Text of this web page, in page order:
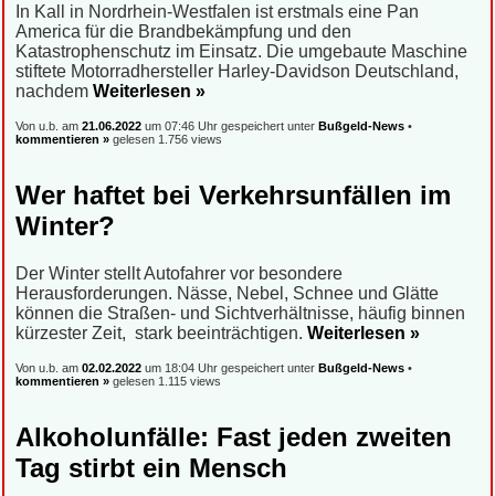
In Kall in Nordrhein-Westfalen ist erstmals eine Pan
America für die Brandbekämpfung und den
Katastrophenschutz im Einsatz. Die umgebaute Maschine
stiftete Motorradhersteller Harley-Davidson Deutschland,
nachdem Weiterlesen »
Von u.b. am 21.06.2022 um 07:46 Uhr gespeichert unter Bußgeld-News •
kommentieren » gelesen 1.756 views
Wer haftet bei Verkehrsunfällen im
Winter?
Der Winter stellt Autofahrer vor besondere
Herausforderungen. Nässe, Nebel, Schnee und Glätte
können die Straßen- und Sichtverhältnisse, häufig binnen
kürzester Zeit, stark beeinträchtigen. Weiterlesen »
Von u.b. am 02.02.2022 um 18:04 Uhr gespeichert unter Bußgeld-News •
kommentieren » gelesen 1.115 views
Alkoholunfälle: Fast jeden zweiten
Tag stirbt ein Mensch